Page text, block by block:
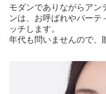
モダンでありながらアン
ンは、お呼ばれやパーテ
ッチします。
年代も問いませんので、